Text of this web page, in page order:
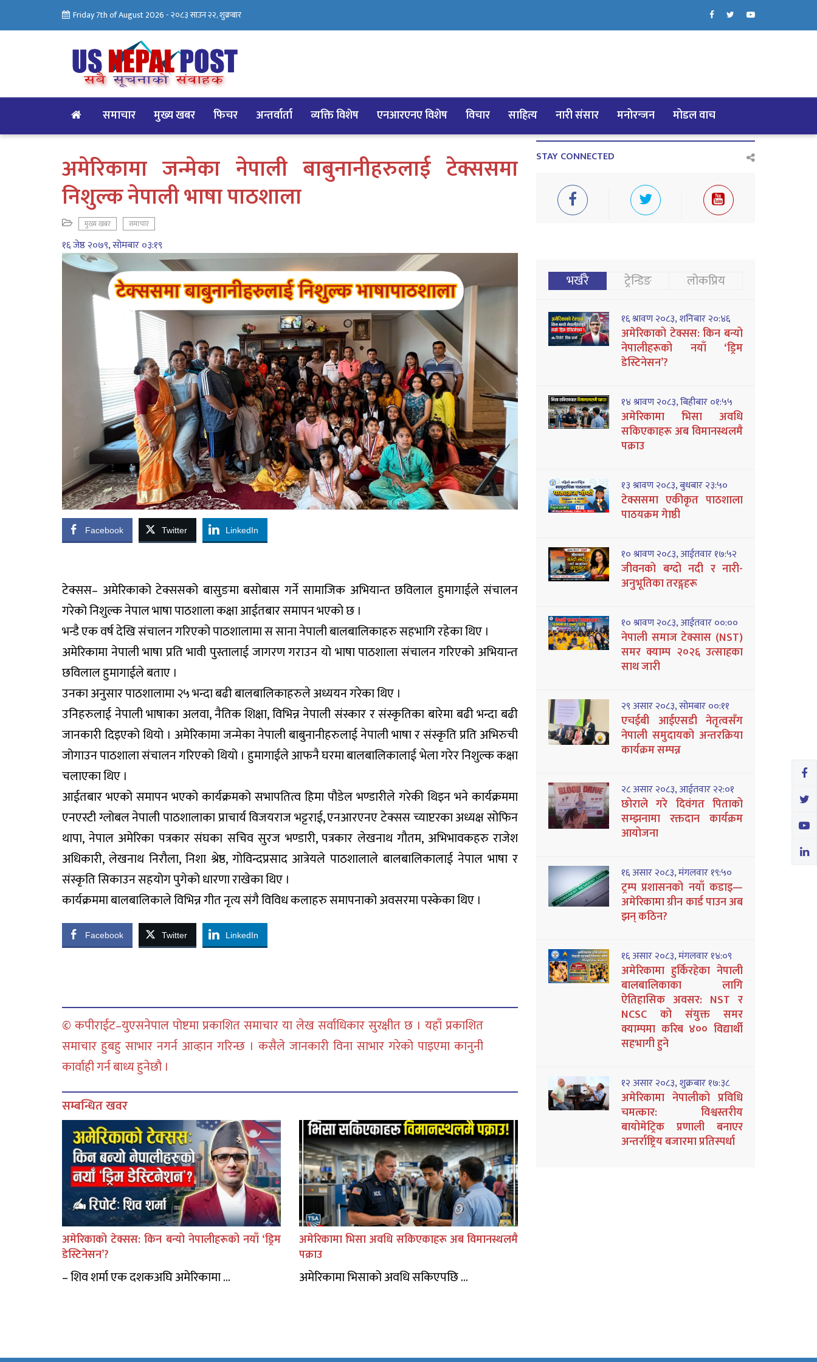
Friday 7th of August 2026 -२०८३ साउन २२, शुक्रबार
समाचार मुख्य खबर फिचर अन्तर्वार्ता व्यक्ति विशेष एनआरएनए विशेष विचार साहित्य नारी संसार मनोरन्जन मोडल वाच
अमेरिकामा जन्मेका नेपाली बाबुनानीहरुलाई टेक्ससमा
निशुल्क नेपाली भाषा पाठशाला
मुख्य खबर समाचार
१६ जेष्ठ २०७९, सोमबार ०३:१९
Facebook Twitter LinkedIn
टेक्सस– अमेरिकाको टेक्ससको बासुङमा बसोबास गर्ने सामाजिक अभियान्त छविलाल हुमागाईले संचालन
गरेको निशुल्क नेपाल भाषा पाठशाला कक्षा आईतबार समापन भएको छ ।
भन्डै एक वर्ष देखि संचालन गरिएको पाठशालामा स साना नेपाली बालबालिकाहरु सहभागि रहेका थिए ।
अमेरिकामा नेपाली भाषा प्रति भावी पुस्तालाई जागरण गराउन यो भाषा पाठशाला संचालन गरिएको अभियान्त
छविलाल हुमागाईले बताए ।
उनका अनुसार पाठशालामा २५ भन्दा बढी बालबालिकाहरुले अध्ययन गरेका थिए ।
उनिहरुलाई नेपाली भाषाका अलवा, नैतिक शिक्षा, विभिन्न नेपाली संस्कार र संस्कृतिका बारेमा बढी भन्दा बढी
जानकारी दिइएको थियो । अमेरिकामा जन्मेका नेपाली बाबुनानीहरुलाई नेपाली भाषा र संस्कृति प्रति अभिरुची
जोगाउन पाठशाला संचालन गरिएको थियो । हुमागाईले आफनै घरमा बालबालिकालाई भेला गरेर निशुल्क कक्षा
चलाएका थिए ।
आईतबार भएको समापन भएको कार्यक्रमको सभापतित्व हिमा पौडेल भण्डारीले गरेकी थिइन भने कार्यक्रममा
एनएस्टी ग्लोबल नेपाली पाठशालाका प्राचार्य विजयराज भट्टराई, एनआरएनए टेक्सस च्याप्टरका अध्यक्ष सोफिन
थापा, नेपाल अमेरिका पत्रकार संघका सचिव सुरज भण्डारी, पत्रकार लेखनाथ गौतम, अभिभावकहरु राजेश
अधिकारी, लेखनाथ निरौला, निशा श्रेष्ठ, गोविन्दप्रसाद आत्रेयले पाठशालाले बालबालिकालाई नेपाल भाषा र
संस्कृति सिकाउन सहयोग पुगेको धारणा राखेका थिए ।
कार्यक्रममा बालबालिकाले विभिन्न गीत नृत्य संगै विविध कलाहरु समापनाको अवसरमा पस्केका थिए ।
Facebook Twitter LinkedIn
© कपीराईट–युएसनेपाल पोष्टमा प्रकाशित समाचार या लेख सर्वाधिकार सुरक्षीत छ । यहाँ प्रकाशित
समाचार हुबहु साभार नगर्न आव्हान गरिन्छ । कसैले जानकारी विना साभार गरेको पाइएमा कानुनी
कार्वाही गर्न बाध्य हुनेछौ ।
सम्बन्धित खवर
अमेरिकाको टेक्सस: किन बन्यो नेपालीहरूको नयाँ ‘ड्रिम
डेस्टिनेसन’?
– शिव शर्मा एक दशकअघि अमेरिकामा ...
अमेरिकामा भिसा अवधि सकिएकाहरू अब विमानस्थलमै
पक्राउ
अमेरिकामा भिसाको अवधि सकिएपछि ...
STAY CONNECTED
भर्खरै ट्रेन्डिङ लोकप्रिय
१६ श्रावण २०८३, शनिबार २०:४६
अमेरिकाको टेक्सस: किन बन्यो
नेपालीहरूको नयाँ ‘ड्रिम
डेस्टिनेसन’?
१४ श्रावण २०८३, बिहीबार ०१:५५
अमेरिकामा भिसा अवधि
सकिएकाहरू अब विमानस्थलमै
पक्राउ
१३ श्रावण २०८३, बुधबार २३:५०
टेक्ससमा एकीकृत पाठशाला
पाठयक्रम गेाष्ठी
१० श्रावण २०८३, आईतवार १७:५२
जीवनको बग्दो नदी र नारी-
अनुभूतिका तरङ्गहरू
१० श्रावण २०८३, आईतवार ००:००
नेपाली समाज टेक्सास (NST)
समर क्याम्प २०२६ उत्साहका
साथ जारी
२९ असार २०८३, सोमबार ००:११
एचईबी आईएसडी नेतृत्वसँग
नेपाली समुदायको अन्तरक्रिया
कार्यक्रम सम्पन्न
२८ असार २०८३, आईतवार २२:०१
छोराले गरे दिवंगत पिताको
सम्झनामा रक्तदान कार्यक्रम
आयोजना
१६ असार २०८३, मंगलवार १९:५०
ट्रम्प प्रशासनको नयाँ कडाइ—
अमेरिकामा ग्रीन कार्ड पाउन अब
झन् कठिन?
१६ असार २०८३, मंगलवार १४:०९
अमेरिकामा हुर्किरहेका नेपाली
बालबालिकाका लागि
ऐतिहासिक अवसर: NST र
NCSC को संयुक्त समर
क्याम्पमा करिब ४०० विद्यार्थी
सहभागी हुने
१२ असार २०८३, शुक्रबार १७:३८
अमेरिकामा नेपालीको प्रविधि
चमत्कार: विश्वस्तरीय
बायोमेट्रिक प्रणाली बनाएर
अन्तर्राष्ट्रिय बजारमा प्रतिस्पर्धा